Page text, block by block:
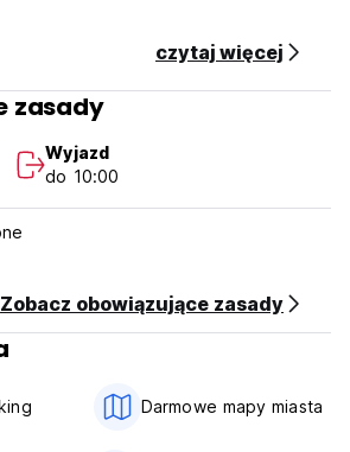
czytaj więcej
zasady
Wyjazd
do 10:00
Zobacz obowiązujące zasady
Darmowe mapy miasta